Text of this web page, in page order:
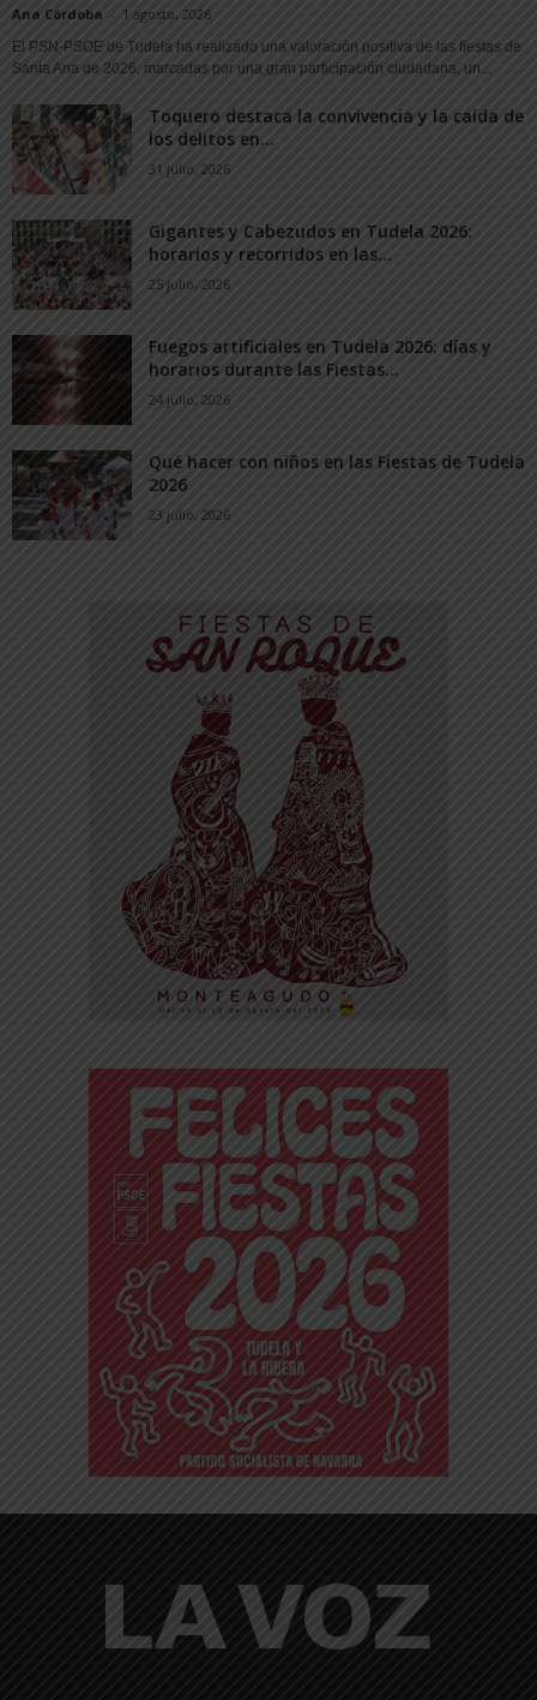
Ana Córdoba - 1 agosto, 2026
El PSN-PSOE de Tudela ha realizado una valoración positiva de las fiestas de
Santa Ana de 2026, marcadas por una gran participación ciudadana, un...
Toquero destaca la convivencia y la caída de
los delitos en...
31 julio, 2026
Gigantes y Cabezudos en Tudela 2026:
horarios y recorridos en las...
25 julio, 2026
Fuegos artificiales en Tudela 2026: días y
horarios durante las Fiestas...
24 julio, 2026
Qué hacer con niños en las Fiestas de Tudela
2026
23 julio, 2026